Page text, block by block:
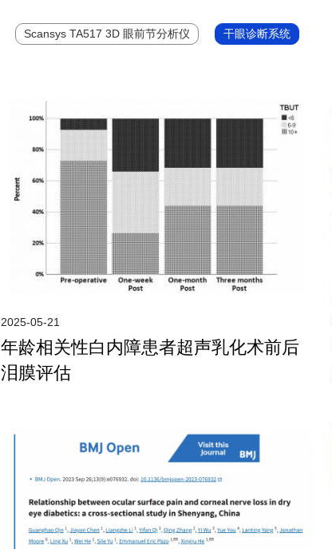
Scansys TA517 3D 眼前节分析仪 干眼诊断系统
2025-05-21
年龄相关性白内障患者超声乳化术前后
泪膜评估